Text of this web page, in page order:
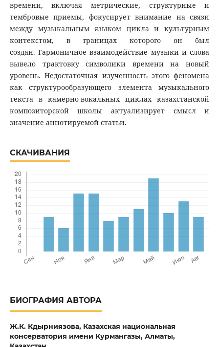
времени, включая метрические, структурные и
тембровые приемы, фокусирует внимание на связи
между музыкальным языком цикла и культурным
контекстом, в границах которого он был
создан. Гармоничное взаимодействие музыки и слова
вывело трактовку символики времени на новый
уровень. Недостаточная изученность этого феномена
как структурообразующего элемента музыкального
текста в камерно-вокальных циклах казахстанской
композиторской школы актуализирует смысл и
значение аннотируемой статьи.
СКАЧИВАНИЯ
БИОГРАФИЯ АВТОРА
Ж.К. Кдырниязова, Казахская национальная
консерватория имени Курмангазы, Алматы,